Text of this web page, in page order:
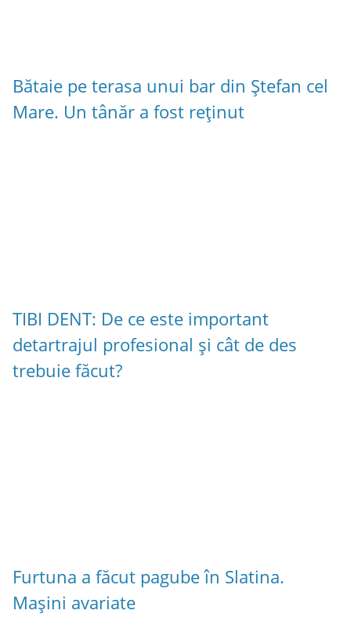
Bătaie pe terasa unui bar din Ștefan cel
Mare. Un tânăr a fost reținut
TIBI DENT: De ce este important
detartrajul profesional și cât de des
trebuie făcut?
Furtuna a făcut pagube în Slatina.
Mașini avariate